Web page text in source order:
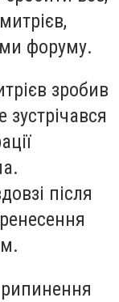
форуму.
зробив
після